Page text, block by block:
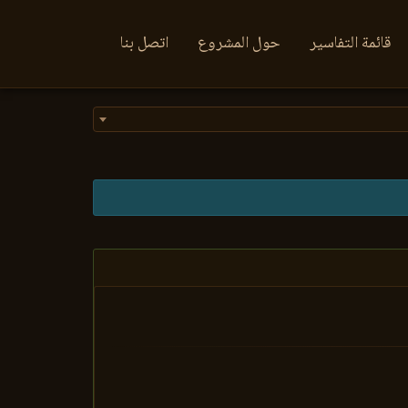
قائمة التفاسير حول المشروع اتصل بنا